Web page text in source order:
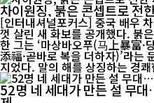
차이원징, 붉은 콘셉트로 전
[인터내셔널포커스] 중국 배우
껏 살린 새 화보를 공개했다. 붉
한 그는 ‘마상바오푸(马上暴富·
添福·곧바로 복을 더하자)’라는
지었다. 말의 해를 상징하는 경
52명 네 세대가 만든 설 무